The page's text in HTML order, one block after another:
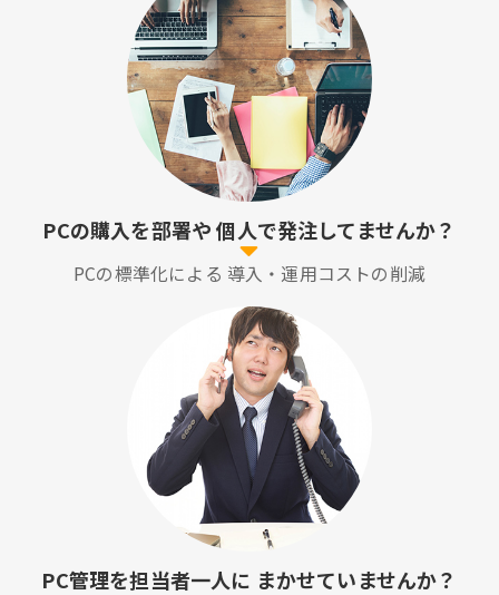
PCの購入を部署や個人で発注してませんか？
PCの標準化による 導入・運用コストの削減
PC管理を担当者一人に まかせていませんか？